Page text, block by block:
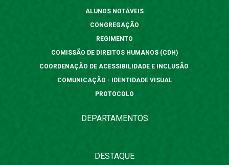
ALUNOS NOTÁVEIS
CONGREGAÇÃO
REGIMENTO
COMISSÃO DE DIREITOS HUMANOS (CDH)
COORDENAÇÃO DE ACESSIBILIDADE E INCLUSÃO
COMUNICAÇÃO - IDENTIDADE VISUAL
PROTOCOLO
DEPARTAMENTOS
DESTAQUE